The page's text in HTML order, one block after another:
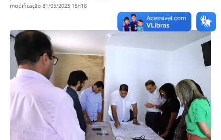
modificação 31/05/2023 15h18